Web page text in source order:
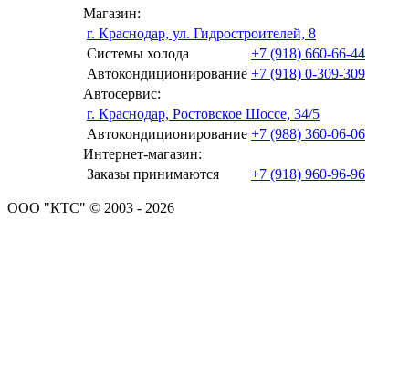
Магазин:
г. Краснодар, ул. Гидростроителей, 8
Системы холода
+7 (918) 660-66-44
Автокондиционирование +7 (918) 0-309-309
Автосервис:
г. Краснодар, Ростовское Шоссе, 34/5
Автокондиционирование +7 (988) 360-06-06
Интернет-магазин:
Заказы принимаются
+7 (918) 960-96-96
ООО "КТС" © 2003 - 2026